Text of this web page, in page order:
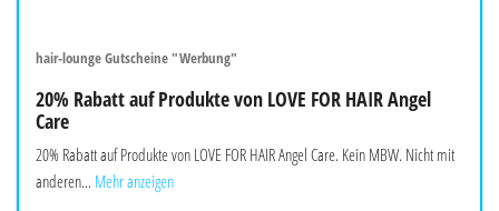
hair-lounge Gutscheine "Werbung"
20% Rabatt auf Produkte von LOVE FOR HAIR Angel
Care
20% Rabatt auf Produkte von LOVE FOR HAIR Angel Care. Kein MBW. Nicht mit
anderen... Mehr anzeigen